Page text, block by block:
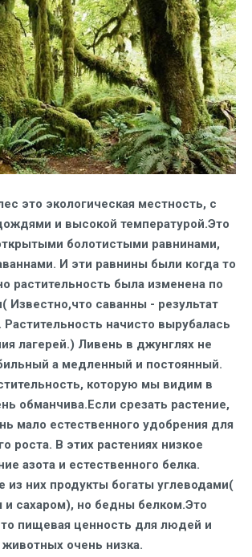
это экологическая местность, с
и высокой температурой.Это
болотистыми равнинами,
И эти равнины были когда то
растительность была изменена по
Известно,что саванны - результат
Растительность начисто вырубалась
лагерей.) Ливень в джунглях не
а медленный и постоянный.
которую мы видим в
обманчива.Если срезать растение,
мало естественного удобрения для
роста. В этих растениях низкое
азота и естественного белка.
из них продукты богаты углеводами(
и сахаром), но бедны белком.Это
пищевая ценность для людей и
животных очень низка.